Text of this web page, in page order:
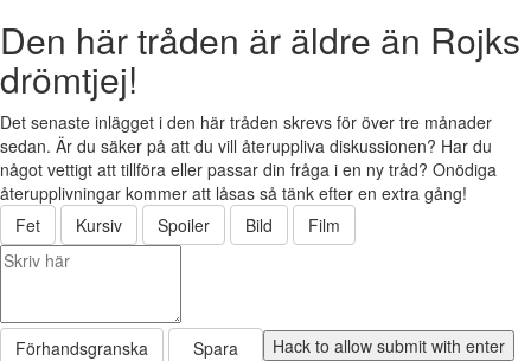
Den här tråden är äldre än Rojks
drömtjej!
Det senaste inlägget i den här tråden skrevs för över tre månader
sedan. Är du säker på att du vill återuppliva diskussionen? Har du
något vettigt att tillföra eller passar din fråga i en ny tråd? Onödiga
återupplivningar kommer att låsas så tänk efter en extra gång!
Fet
Kursiv Spoiler Bild Film
Förhandsgranska Spara